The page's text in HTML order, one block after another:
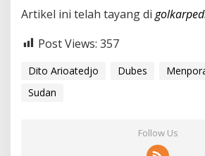
Artikel ini telah tayang di
Post Views: 357
Dito Arioatedjo Dubes
Sudan
Follow Us